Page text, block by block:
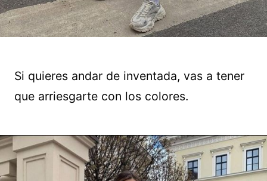
Si quieres andar de inventada, vas a tener
que arriesgarte con los colores.